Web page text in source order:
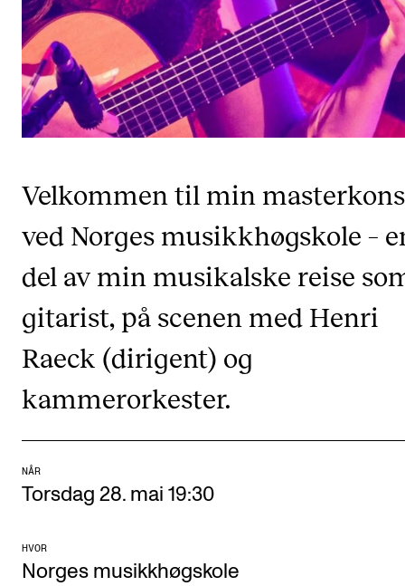
CREMAH
NordART
Prosjekter
Publikasjoner
Utveksling
Internasjonal strategi
Samarbeidsprosjekter
IN.TUNE
AKTUELT
Nyheter og historier
Ledige stillinger
INFO
Velkommen til min
ved Norges musikkhøgskole –
del av min musikalske reise
gitarist, på scenen med Henri
Raeck (dirigent) og
kammerorkester.
NÅR
Torsdag 28. mai 19:30
HVOR
Norges musikkhøgskole